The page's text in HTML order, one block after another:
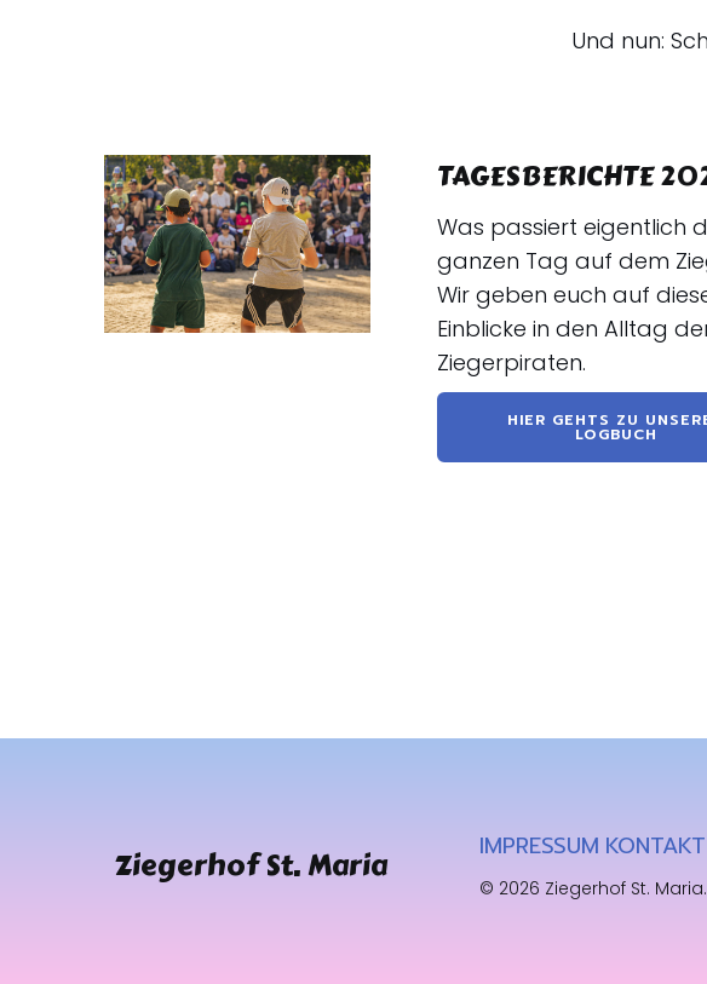
Und nun:
TAGESBERICHTE
Was passiert eigentlich
ganzen Tag auf dem
Wir geben euch auf
Einblicke in den Alltag
Ziegerpiraten.
HIER GEHTS ZU
LOGBUCH
Ziegerhof St. Maria IMPRESSUM KONTAKT
© 2026 Ziegerhof St.